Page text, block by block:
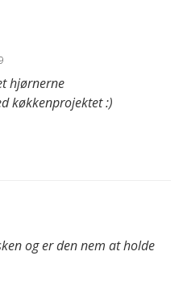
hjørnerne
køkkenprojektet :)
og er den nem at holde